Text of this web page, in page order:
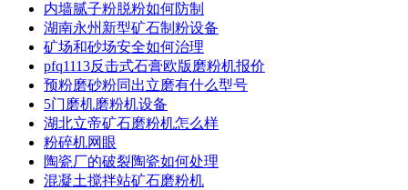
内墙腻子粉脱粉如何防制
湖南永州新型矿石制粉设备
矿场和砂场安全如何治理
pfq1113反击式石膏欧版磨粉机报价
预粉磨砂粉同出立磨有什么型号
5门磨机磨粉机设备
湖北立帝矿石磨粉机怎么样
粉碎机网眼
陶瓷厂的破裂陶瓷如何处理
混凝土搅拌站矿石磨粉机